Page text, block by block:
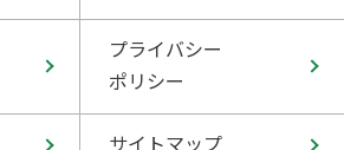
プライバシー
ポリシー
サイトマップ